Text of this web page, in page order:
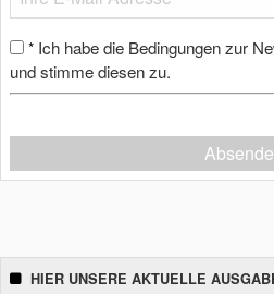
* Ich habe die Bedingungen zur
und stimme diesen zu.
HIER UNSERE AKTUELLE